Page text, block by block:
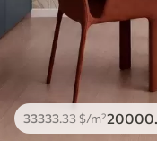
33333.33$/m²20000